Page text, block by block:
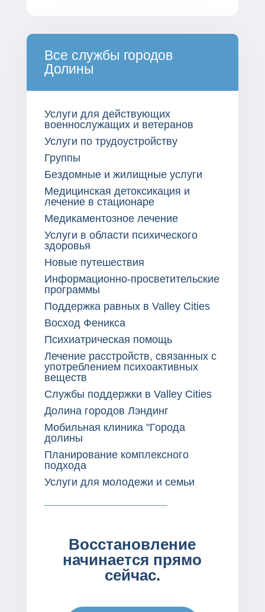
Все службы городов
Долины
Услуги для действующих
военнослужащих и ветеранов
Услуги по трудоустройству
Группы
Бездомные и жилищные услуги
Медицинская детоксикация и
лечение в стационаре
Медикаментозное лечение
Услуги в области психического
здоровья
Новые путешествия
Информационно-просветительские
программы
Поддержка равных в Valley Cities
Восход Феникса
Психиатрическая помощь
Лечение расстройств, связанных с
употреблением психоактивных
веществ
Службы поддержки в Valley Cities
Долина городов Лэндинг
Мобильная клиника "Города
долины
Планирование комплексного
подхода
Услуги для молодежи и семьи
Восстановление
начинается прямо
сейчас.